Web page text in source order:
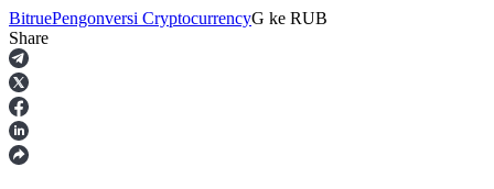
Berjangka
BitruePengonversi CryptocurrencyG ke RUB
Share